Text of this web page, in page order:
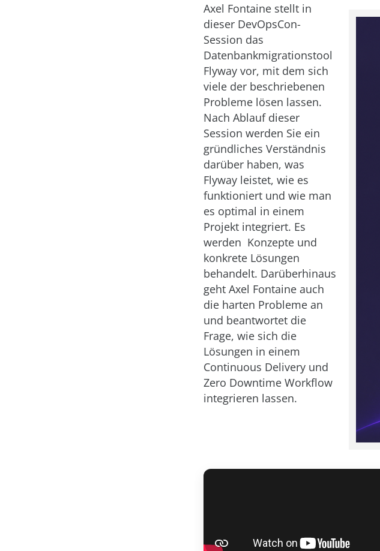
Axel Fontaine stellt in
dieser DevOpsCon-
Session das
Datenbankmigrationstool
Flyway vor, mit dem sich
viele der beschriebenen
Probleme lösen lassen.
Nach Ablauf dieser
Session werden Sie ein
gründliches Verständnis
darüber haben, was
Flyway leistet, wie es
funktioniert und wie man
es optimal in einem
Projekt integriert. Es
werden Konzepte und
konkrete Lösungen
behandelt. Darüberhinaus
geht Axel Fontaine auch
die harten Probleme an
und beantwortet die
Frage, wie sich die
Lösungen in einem
Continuous Delivery und
Zero Downtime Workflow
integrieren lassen.